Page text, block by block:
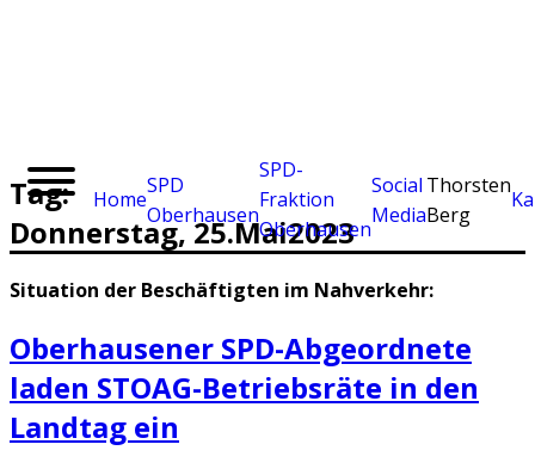
Home
SPD
Oberhausen
SPD-
Fraktion
Oberhausen
Social
Media
Thorsten
Berg
Tag:
Donnerstag,25.Mai2023
Situation der Beschäftigten im Nahverkehr:
Oberhausener SPD-Abgeordnete
laden STOAG-Betriebsräte in den
Landtag ein